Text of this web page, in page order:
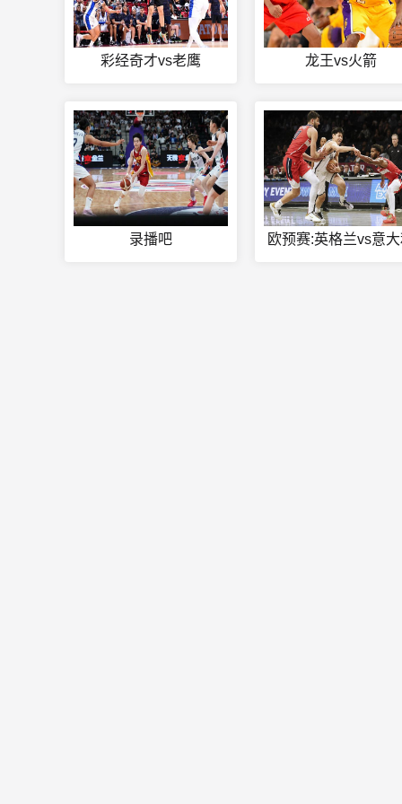
彩经奇才vs老鹰 龙王vs火箭
录播吧 欧预赛:英格兰vs意